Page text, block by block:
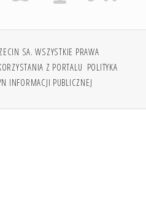
SA. WSZYSTKIE PRAWA
Z PORTALU POLITYKA
INFORMACJI PUBLICZNEJ